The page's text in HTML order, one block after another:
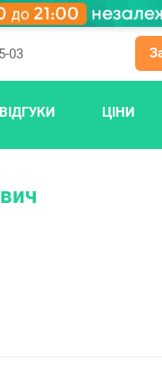
03
ВІДГУКИ ЦІНИ